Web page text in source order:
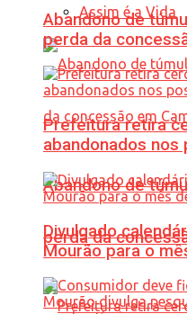
Assim é a Vida
Abandono de
perda da
Abandono de
perda da
Prefeitura retira
abandonados
Divulgado
Mourão para o